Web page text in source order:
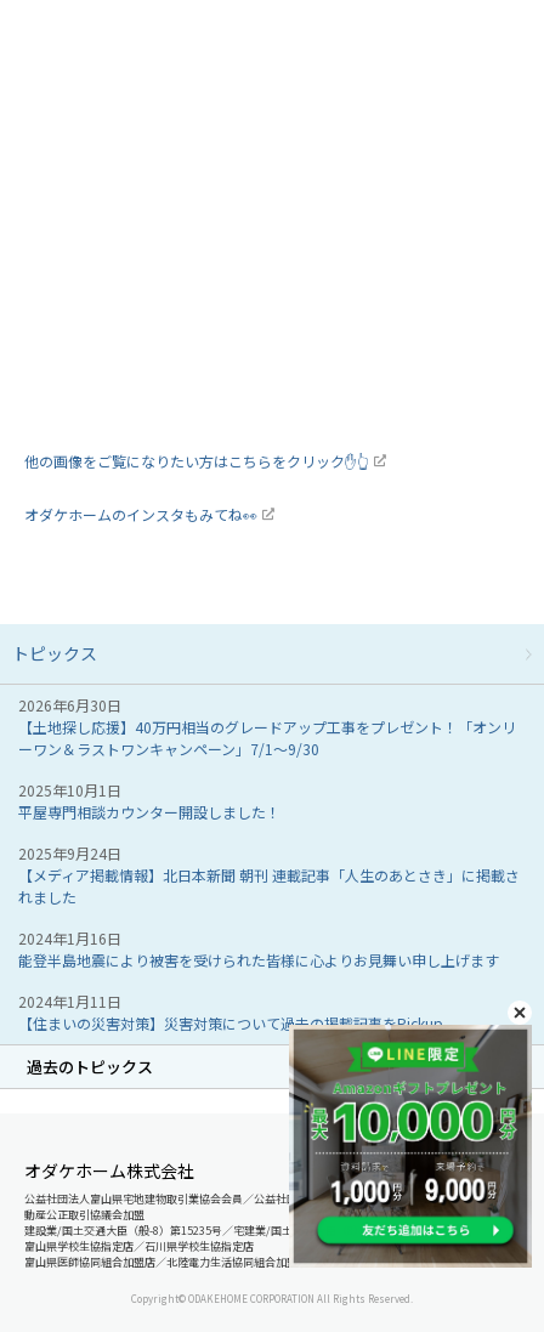
他の画像をご覧になりたい方はこちらをクリック✋👆
オダケホームのインスタもみてね👀
トピックス
2026年6月30日
【土地探し応援】40万円相当のグレードアップ工事をプレゼント！「オンリ
ーワン＆ラストワンキャンペーン」7/1～9/30
2025年10月1日
平屋専門相談カウンター開設しました！
2025年9月24日
【メディア掲載情報】北日本新聞 朝刊 連載記事「人生のあとさき」に掲載さ
れました
2024年1月16日
能登半島地震により被害を受けられた皆様に心よりお見舞い申し上げます
2024年1月11日
【住まいの災害対策】災害対策について過去の掲載記事をPickup
過去のトピックス
オダケホーム株式会社
公益社団法人富山県宅地建物取引業協会会員／公益社団法人石川県宅地建物取引業協会会員／北陸不
動産公正取引協議会加盟
建設業/国土交通大臣（般-8）第15235号／宅建業/国土交通大臣（8）第5025号
富山県学校生協指定店／石川県学校生協指定店
富山県医師協同組合加盟店／北陸電力生活協同組合加盟店
Copyright© ODAKEHOME CORPORATION All Rights Reserved.